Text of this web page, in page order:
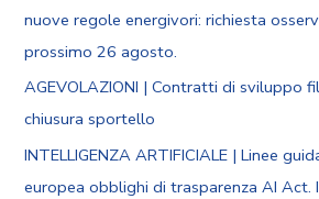
nuove regole energivori: richiesta
prossimo 26 agosto.
AGEVOLAZIONI | Contratti di sviluppo
chiusura sportello
INTELLIGENZA ARTIFICIALE | Linee
europea obblighi di trasparenza AI Act.